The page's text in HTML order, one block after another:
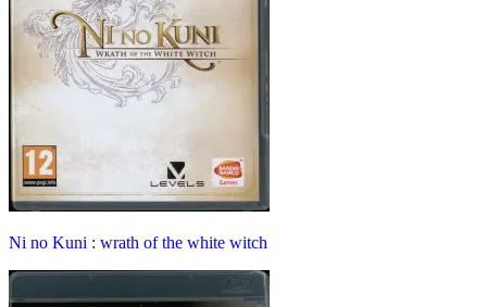
Ni no Kuni : wrath of the white witch